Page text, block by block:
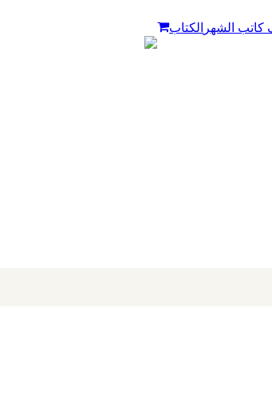
كاتب الشهر الكتاب